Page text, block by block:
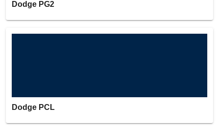
Dodge PG2
Dodge PCL